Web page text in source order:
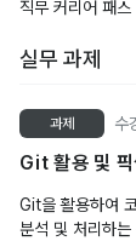
직무 커리어 패스
실무 과제
과제 수
Git 활용 및 픽
Git을 활용하여
분석 및 처리하